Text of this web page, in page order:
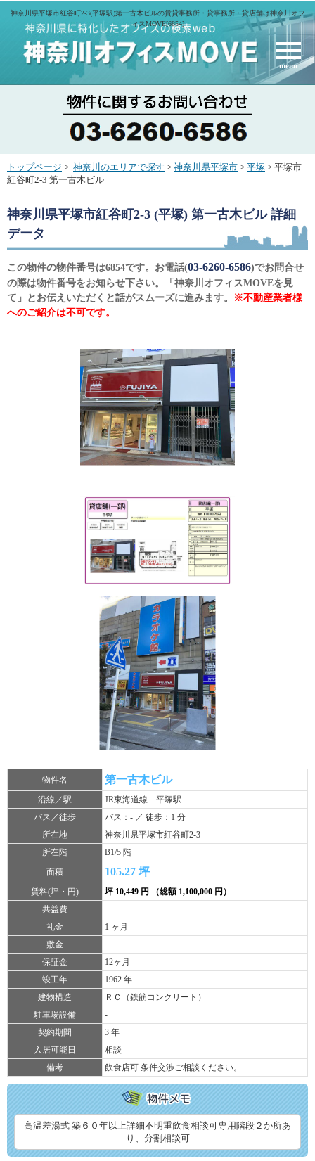
神奈川県平塚市紅谷町2-3(平塚駅)第一古木ビルの賃貸事務所・貸事務所・貸店舗は神奈川オフ
ィスMOVE[6854]
menu
トップページ > 神奈川のエリアで探す > 神奈川県平塚市 > 平塚 > 平塚市
紅谷町2-3 第一古木ビル
神奈川県平塚市紅谷町2-3 (平塚) 第一古木ビル詳細
データ
この物件の物件番号は6854です。お電話(03-6260-6586)でお問合せ
の際は物件番号をお知らせ下さい。「神奈川オフィスMOVEを見
て」とお伝えいただくと話がスムーズに進みます。
※不動産業者様
へのご紹介は不可です。
物件名 第一古木ビル
沿線／駅
JR東海道線 平塚駅
バス／徒歩
バス：- ／ 徒歩：1 分
所在地
神奈川県平塚市紅谷町2-3
所在階
B1/5 階
面積
105.27 坪
賃料(坪・円)
坪 10,449 円 （総額 1,100,000 円）
共益費
礼金
1 ヶ月
敷金
保証金
12ヶ月
竣工年
1962 年
建物構造
ＲＣ（鉄筋コンクリート）
駐車場設備
-
契約期間
3 年
入居可能日
相談
備考
飲食店可 条件交渉ご相談ください。
高温差湯式 築６０年以上詳細不明重飲食相談可専用階段２か所あ
り、分割相談可